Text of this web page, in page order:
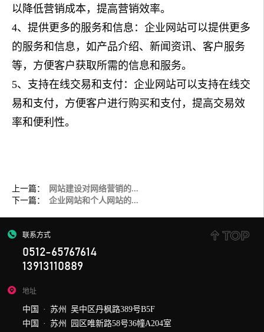
以降低营销成本，提高营销效率。
4、提供更多的服务和信息：企业网站可以提供更多
的服务和信息，如产品介绍、新闻资讯、客户服务
等，方便客户获取所需的信息和服务。
5、支持在线交易和支付：企业网站可以支持在线交
易和支付，方便客户进行购买和支付，提高交易效
率和便利性。
上一篇：
网站建设对网络营销的...
下一篇：
企业网站和个人网站的...
联系方式
0512-65767614
13913110889
地址
中国 · 苏州 吴中区丹枫路389号B5F
中国 · 苏州 园区唯新路58号36幢A204室